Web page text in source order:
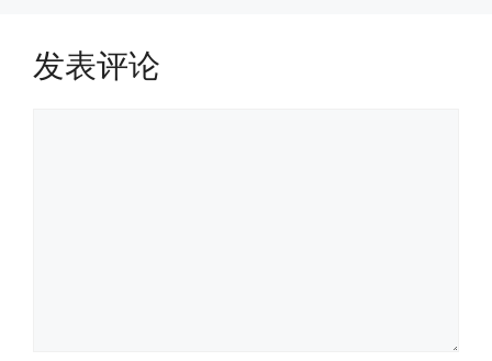
发表评论